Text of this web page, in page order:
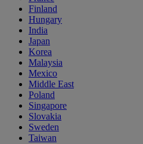
Finland
Hungary
India
Japan
Korea
Malaysia
Mexico
Middle East
Poland
Singapore
Slovakia
Sweden
Taiwan